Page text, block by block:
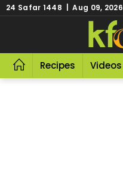
24 Safar 1448 | Aug 09, 2026
Recipes Videos